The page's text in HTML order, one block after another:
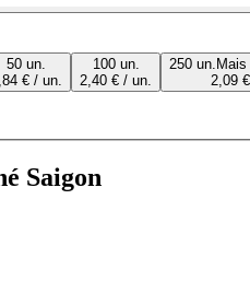
50 un.
€ / un.
100 un.
2,40 € / un.
250 un.
2,09
Saigon